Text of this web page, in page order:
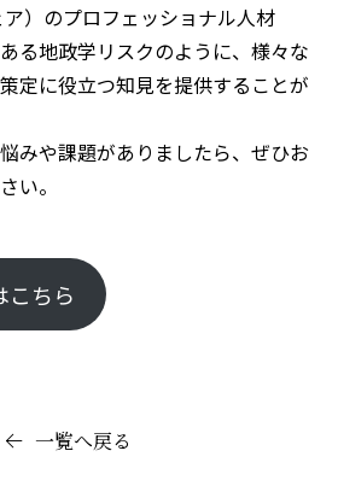
）のプロフェッショナル人材
る地政学リスクのように、様々な
定に役立つ知見を提供することが
みや課題がありましたら、ぜひお
い。
こちら
一覧へ戻る